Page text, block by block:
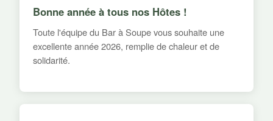
Bonne année à tous nos Hôtes !
Toute l'équipe du Bar à Soupe vous souhaite une
excellente année 2026, remplie de chaleur et de
solidarité.